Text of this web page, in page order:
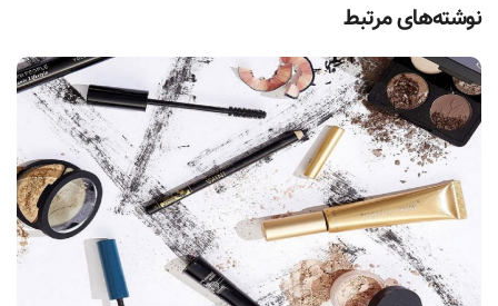
نوشته‌های مرتبط